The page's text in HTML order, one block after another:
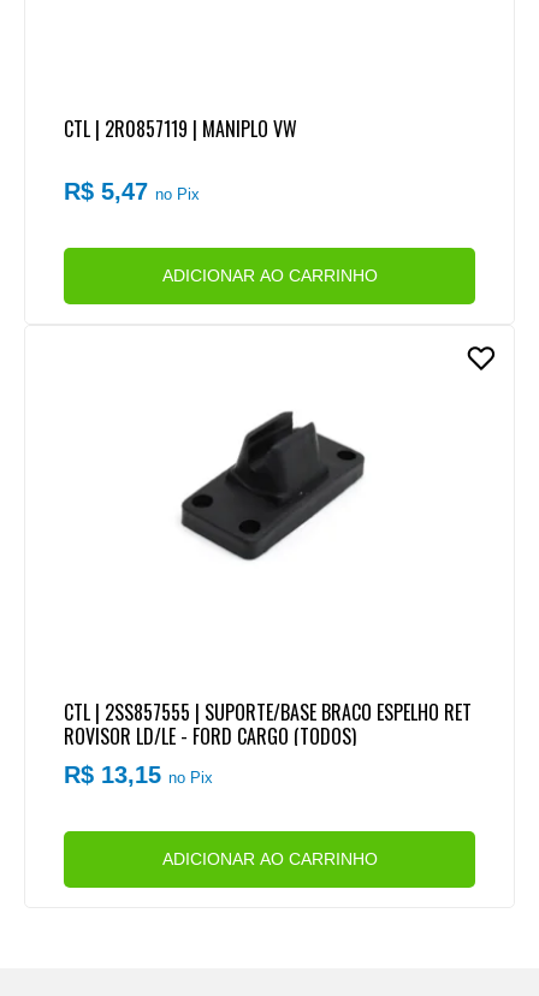
CTL | 2R0857119 | MANIPLO VW
R$ 5,47no Pix
ADICIONAR AO CARRINHO
CTL | 2SS857555 | SUPORTE/BASE BRACO ESPELHO RET
ROVISOR LD/LE - FORD CARGO (TODOS)
R$ 13,15no Pix
ADICIONAR AO CARRINHO